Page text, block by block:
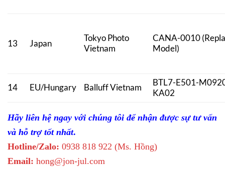
13 Japan
Tokyo Photo
Vietnam
CANA-0010
Model)
14 EU/Hungary Balluff Vietnam
BTL7-E501-
KA02
Hãy liên hệ ngay với chúng tôi để nhận được sự tư vấn
và hỗ trợ tốt nhất.
Hotline/Zalo: 0938 818 922 (Ms. Hồng)
Email: hong@jon-jul.com